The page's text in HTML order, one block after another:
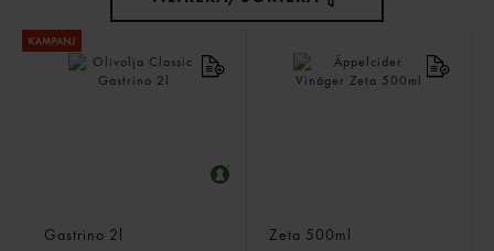
Gastrino 2l Zeta 500ml